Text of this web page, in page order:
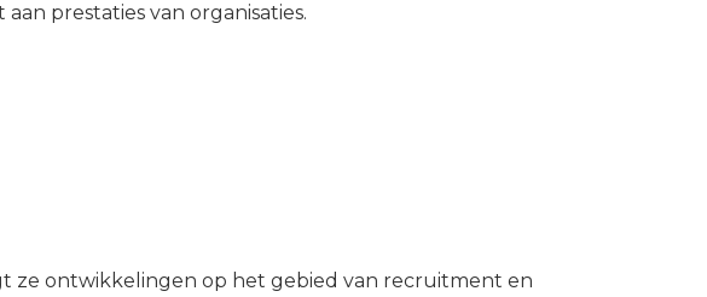
prestaties van organisaties.
ze ontwikkelingen op het gebied van recruitment en